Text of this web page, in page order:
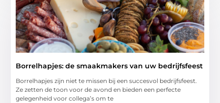
Borrelhapjes: de smaakmakers van uw bedrijfsfeest
Borrelhapjes zijn niet te missen bij een succesvol bedrijfsfeest.
Ze zetten de toon voor de avond en bieden een perfecte
gelegenheid voor collega’s om te